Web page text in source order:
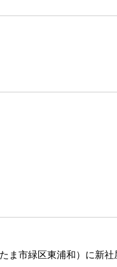
ま市緑区東浦和）に新